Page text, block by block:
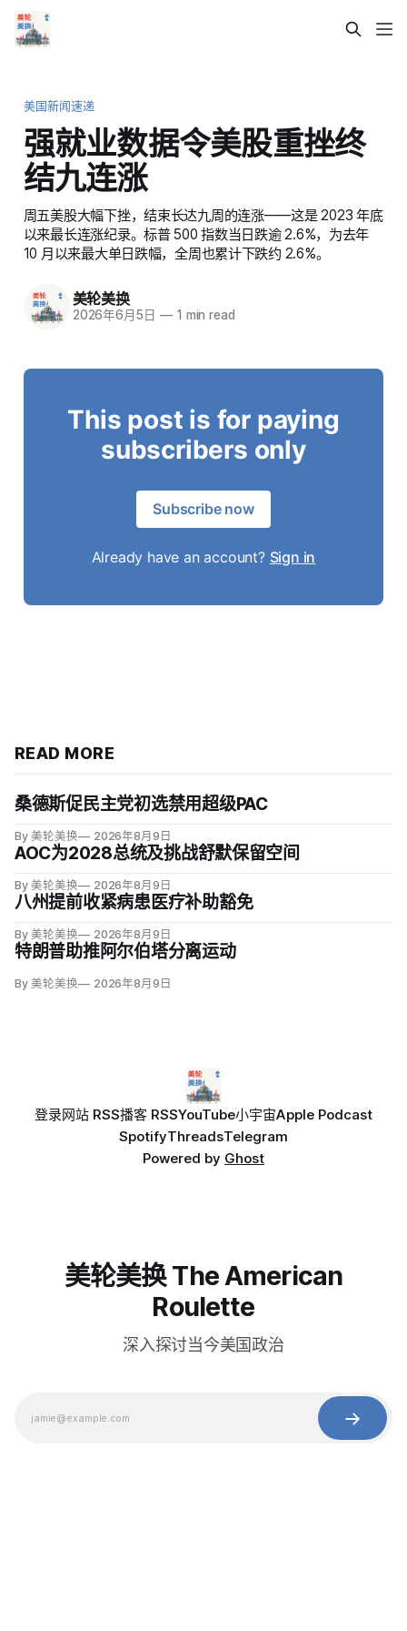
美国新闻速递
强就业数据令美股重挫终
结九连涨
周五美股大幅下挫，结束长达九周的连涨——这是 2023 年底
以来最长连涨纪录。标普 500 指数当日跌逾 2.6%，为去年
10 月以来最大单日跌幅，全周也累计下跌约 2.6%。
美轮美换
2026年6月5日 —1 min read
This post is for paying
subscribers only
Subscribe now
Already have an account? Sign in
READ MORE
桑德斯促民主党初选禁用超级PAC
By 美轮美换 2026年8月9日
AOC为2028总统及挑战舒默保留空间
By 美轮美换 2026年8月9日
八州提前收紧病患医疗补助豁免
By 美轮美换 2026年8月9日
特朗普助推阿尔伯塔分离运动
By 美轮美换 2026年8月9日
登录网站 RSS播客 RSSYouTube小宇宙Apple Podcast
SpotifyThreadsTelegram
Powered by Ghost
美轮美换 The American
Roulette
深入探讨当今美国政治